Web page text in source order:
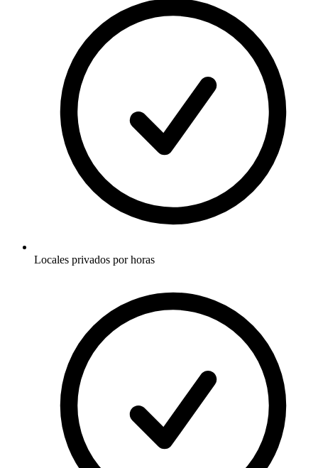
Locales privados por horas